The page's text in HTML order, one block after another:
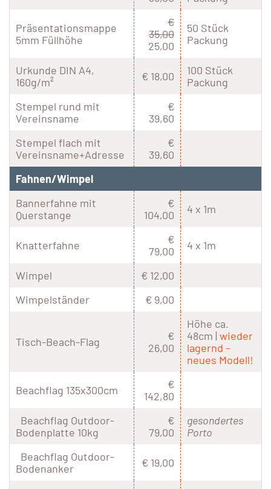
Präsentationsmappe
5mm Füllhöhe
€
35,00
25,00
50 Stück
Packung
Urkunde DIN A4,
160g/m²
€ 18,00
100 Stück
Packung
Stempel rund mit
Vereinsname
€
39,60
Stempel flach mit
Vereinsname+Adresse
€
39,60
Fahnen/Wimpel
Bannerfahne mit
Querstange
€
104,00
4 x 1m
Knatterfahne
€
79,00
4 x 1m
Wimpel
€ 12,00
Wimpelständer
€ 9,00
Tisch-Beach-Flag
€
26,00
Höhe ca.
48cm | wieder
lagernd –
neues Modell!
Beachflag 135x300cm
€
142,80
Beachflag Outdoor-
Bodenplatte 10kg
€
79,00
gesondertes
Porto
Beachflag Outdoor-
Bodenanker
€ 19,00